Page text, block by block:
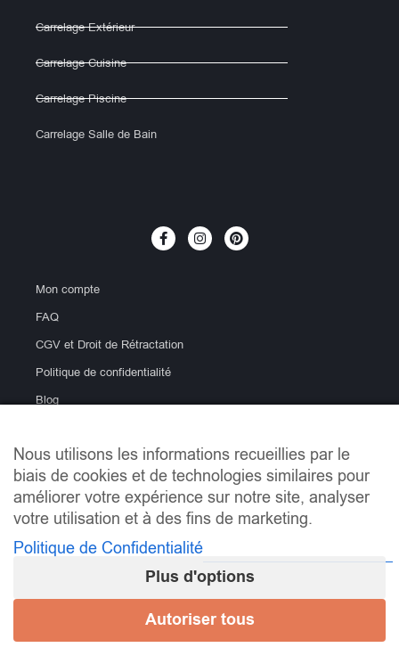
Carrelage Extérieur
Carrelage Cuisine
Carrelage Piscine
Carrelage Salle de Bain
Mon compte
FAQ
CGV et Droit de Rétractation
Politique de confidentialité
Blog
info@lemondeducarrelage.fr | Copyright © Le Monde du
Carrelage
Mentions Légales
Nous utilisons les informations recueillies par le
biais de cookies et de technologies similaires pour
améliorer votre expérience sur notre site, analyser
votre utilisation et à des fins de marketing.
Politique de Confidentialité
Plus d'options
Autoriser tous